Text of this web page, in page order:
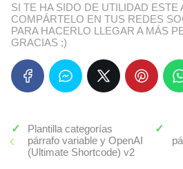
SI TE HA SIDO DE UTILIDAD ESTE
COMPÁRTELO EN TUS REDES
PARA HACERLO LLEGAR A MÁS
GRACIAS ;)
Plantilla categorías
párrafo variable y OpenAI
(Ultimate Shortcode) v2